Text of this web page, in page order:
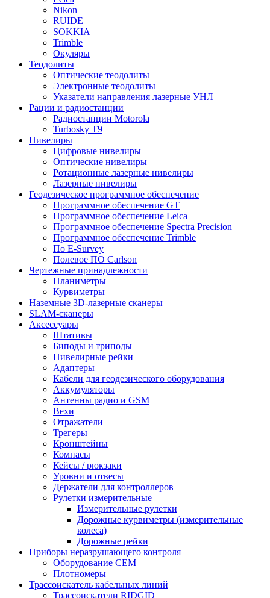
Nikon
RUIDE
SOKKIA
Trimble
Окуляры
Теодолиты
Оптические теодолиты
Электронные теодолиты
Указатели направления лазерные УНЛ
Рации и радиостанции
Радиостанции Motorola
Turbosky T9
Нивелиры
Цифровые нивелиры
Оптические нивелиры
Ротационные лазерные нивелиры
Лазерные нивелиры
Геодезическое программное обеспечение
Программное обеспечение GT
Программное обеспечение Leica
Программное обеспечение Spectra Precision
Программное обеспечение Trimble
По E-Survey
Полевое ПО Carlson
Чертежные принадлежности
Планиметры
Курвиметры
Наземные 3D-лазерные сканеры
SLAM-сканеры
Аксессуары
Штативы
Биподы и триподы
Нивелирные рейки
Адаптеры
Кабели для геодезического оборудования
Аккумуляторы
Антенны радио и GSM
Вехи
Отражатели
Трегеры
Кронштейны
Компасы
Кейсы / рюкзаки
Уровни и отвесы
Держатели для контроллеров
Рулетки измерительные
Измерительные рулетки
Дорожные курвиметры (измерительные
колеса)
Дорожные рейки
Приборы неразрушающего контроля
Оборудование CEM
Плотномеры
Трассоискатель кабельных линий
Трассоискатели RIDGID